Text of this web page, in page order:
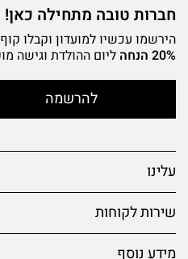
חברות טובה מתחילה כאן!
הירשמו עכשיו למועדון וקבלו
20% הנחה
ליום ההולדת וגישה
להרשמה
עלינו
שירות לקוחות
מידע נוסף